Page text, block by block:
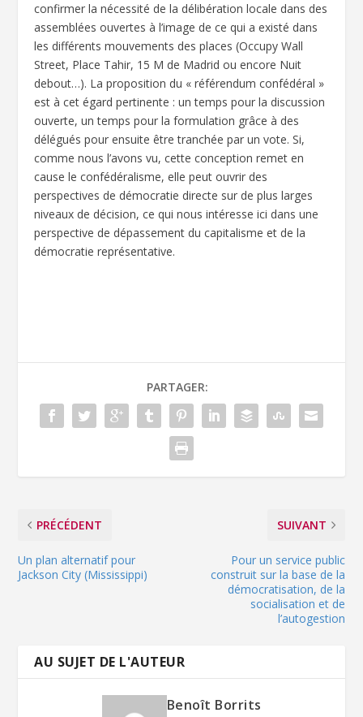
confirmer la nécessité de la délibération locale dans des
assemblées ouvertes à l’image de ce qui a existé dans
les différents mouvements des places (Occupy Wall
Street, Place Tahir, 15 M de Madrid ou encore Nuit
debout…). La proposition du « référendum confédéral »
est à cet égard pertinente : un temps pour la discussion
ouverte, un temps pour la formulation grâce à des
délégués pour ensuite être tranchée par un vote. Si,
comme nous l’avons vu, cette conception remet en
cause le confédéralisme, elle peut ouvrir des
perspectives de démocratie directe sur de plus larges
niveaux de décision, ce qui nous intéresse ici dans une
perspective de dépassement du capitalisme et de la
démocratie représentative.
PARTAGER:
PRÉCÉDENT
Un plan alternatif pour
Jackson City (Mississippi)
SUIVANT
Pour un service public
construit sur la base de la
démocratisation, de la
socialisation et de
l’autogestion
AU SUJET DE L'AUTEUR
Benoît Borrits